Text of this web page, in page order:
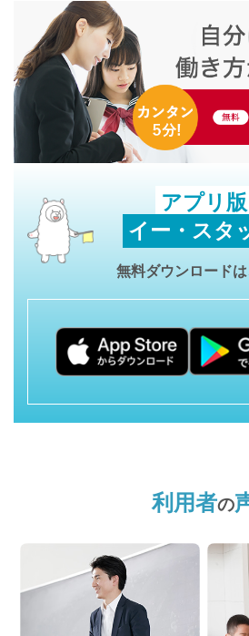
アプリ版
イー・スタ
無料ダウンロード
利用者の